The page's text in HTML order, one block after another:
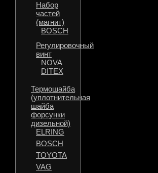
Набор
частей
(магнит)
BOSCH
Регулировочный
винт
NOVA
DITEX
Термошайба
(уплотнительная
шайба
форсунки
дизельной)
ELRING
BOSCH
TOYOTA
VAG